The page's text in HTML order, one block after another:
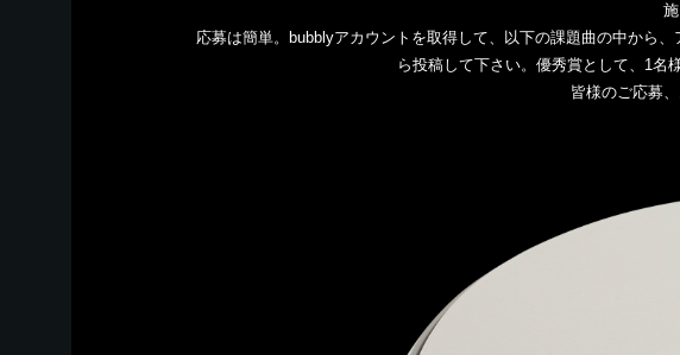
施
応募は簡単。bubblyアカウントを取得して、以下の課題曲の中から
ら投稿して下さい。優秀賞として、1名
皆様のご応募